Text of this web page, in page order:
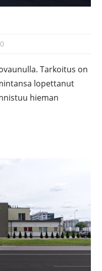
0
Tarkoitus on
lopettanut
hieman